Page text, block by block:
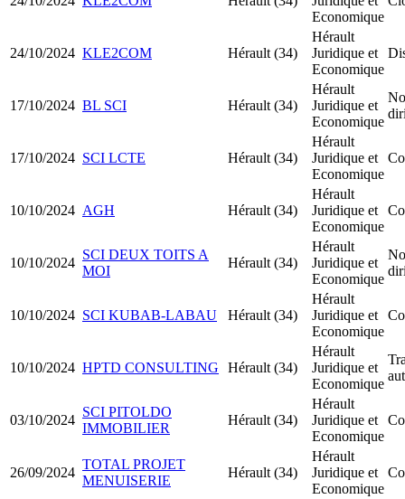
Economique
24/10/2024 KLE2COM Hérault (34)
Hérault
Juridique et
Economique
17/10/2024 BL SCI Hérault (34)
Hérault
Juridique et
Economique
17/10/2024 SCI LCTE Hérault (34)
Hérault
Juridique et
Economique
10/10/2024 AGH Hérault (34)
Hérault
Juridique et
Economique
10/10/2024
SCI DEUX TOITS A
MOI
Hérault (34)
Hérault
Juridique et
Economique
10/10/2024 SCI KUBAB-LABAU Hérault (34)
Hérault
Juridique et
Economique
10/10/2024 HPTD CONSULTING Hérault (34)
Hérault
Juridique et
Economique
03/10/2024
SCI PITOLDO
IMMOBILIER
Hérault (34)
Hérault
Juridique et
Economique
26/09/2024
TOTAL PROJET
MENUISERIE
Hérault (34)
Hérault
Juridique et
Economique